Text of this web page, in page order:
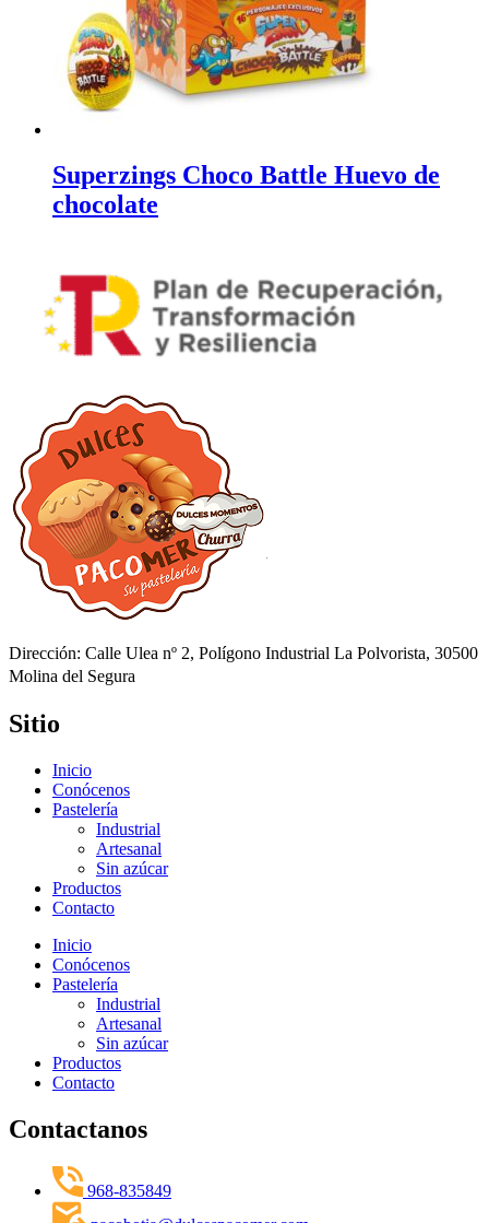
Superzings Choco Battle Huevo de
chocolate
Dirección: Calle Ulea nº 2, Polígono Industrial La Polvorista, 30500
Molina del Segura
Sitio
Inicio
Conócenos
Pastelería
Industrial
Artesanal
Sin azúcar
Productos
Contacto
Inicio
Conócenos
Pastelería
Industrial
Artesanal
Sin azúcar
Productos
Contacto
Contactanos
968-835849